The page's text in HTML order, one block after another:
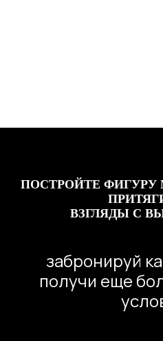
ПОСТРОЙТЕ
ВЗГЛЯДЫ С
забронируй
получи еще